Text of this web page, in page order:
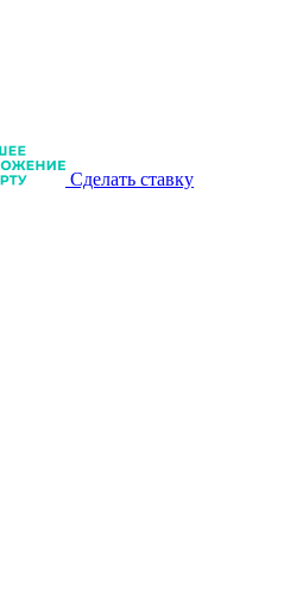
Сделать ставку